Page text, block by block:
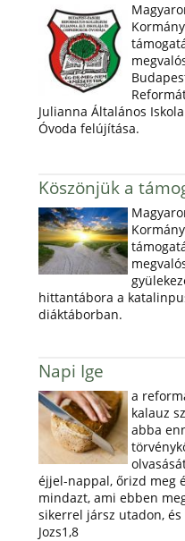
Julianna Általános
Óvoda felújítása.
Köszönjük a
hittantábora a
diáktáborban.
Napi Ige
a
kalauz
abba
éjjel-nappal, őrizd meg
mindazt, ami ebben
sikerrel jársz utadon,
Jozs1,8